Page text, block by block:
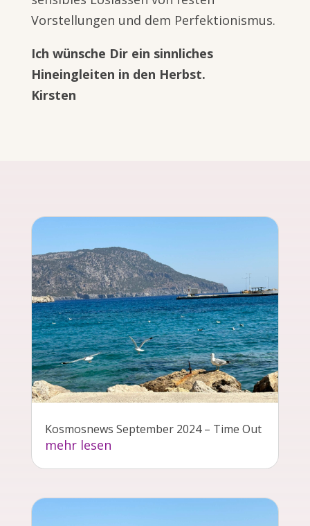
Vorstellungen und dem Perfektionismus.
Ich wünsche Dir ein sinnliches
Hineingleiten in den Herbst.
Kirsten
Kosmosnews September 2024 – Time Out
mehr lesen